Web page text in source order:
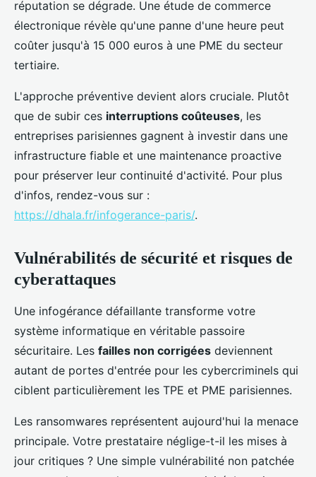
réputation se dégrade. Une étude de commerce
électronique révèle qu'une panne d'une heure peut
coûter jusqu'à 15 000 euros à une PME du secteur
tertiaire.
L'approche préventive devient alors cruciale. Plutôt
que de subir ces interruptions coûteuses, les
entreprises parisiennes gagnent à investir dans une
infrastructure fiable et une maintenance proactive
pour préserver leur continuité d'activité. Pour plus
d'infos, rendez-vous sur :
https://dhala.fr/infogerance-paris/.
Vulnérabilités de sécurité et risques de
cyberattaques
Une infogérance défaillante transforme votre
système informatique en véritable passoire
sécuritaire. Les failles non corrigées deviennent
autant de portes d'entrée pour les cybercriminels qui
ciblent particulièrement les TPE et PME parisiennes.
Les ransomwares représentent aujourd'hui la menace
principale. Votre prestataire néglige-t-il les mises à
jour critiques ? Une simple vulnérabilité non patchée